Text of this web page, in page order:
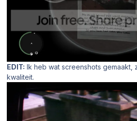
EDIT: Ik heb wat screenshots gemaakt,
kwaliteit.